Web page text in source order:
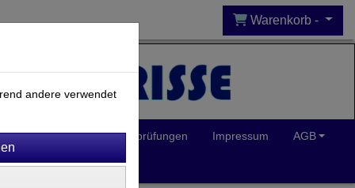
Warenkorb -
Inklusion Spielplatzprüfungen Impressum AGB
andere verwendet